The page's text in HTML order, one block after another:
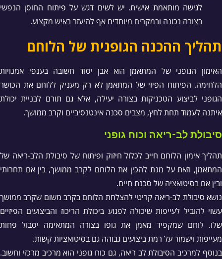
לגישה מותאמת אישית. יש לשים דגש על פיתוח החוסן הנפשי
בצורה נכונה ובמקרים מיוחדים אף להיעזר באיש מקצוע.
תהליך ההכנה הגופנית של הלוחם
האימון הגופני של המתאמן הוא אבן יסוד חשובה בענפי אמנויות
הלחימה. הפיתוח הפיזי של המתאמן לא רק מעניק ללוחם את הכושר
הגופני לביצוע הטכניקות בצורה יעילה, אלא גם תורם לבניית יכולת
איתנה לעמוד תחת לחץ, מצבים סכנה אינטנסיביים וקרב ממושך.
סיבולת לב-ריאה וכוח גופני
תהליך אימון הלוחם חייב לכלול חיזוק ופיתוח של סיבולת הלב-ריאה של
המתאמן, וזאת על מנת להכין את הלוחם לקרב ממושך, בין אם תחרותי
ובין אם בסיטואציה של סכנת חיים.
נושא סיבולת לב-ריאה קריטי להצלחת הלוחם בקרב משום שקרב ממושך
עשוי להוביל לעייפות שיכולה לפגוע ביכולת הריכוז והביצועים הפיזיים
שלו. לוחם שמקפיד מאמן את גופו בצורה המתאימה יסבול פחות
מעייפות וישמור על רמת ביצועים גבוהה גם בסיטואציות קשות.
בנוסף למרכיב הסיבולת לב ריאה, גם כוח גופני הוא מרכיב מרכזי וחשוב.